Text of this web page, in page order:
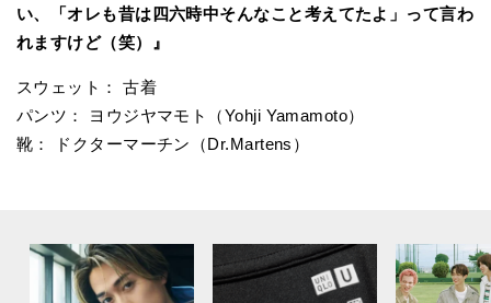
い、「オレも昔は四六時中そんなこと考えてたよ」って言わ
れますけど（笑）』
スウェット： 古着
パンツ： ヨウジヤマモト（Yohji Yamamoto）
靴： ドクターマーチン（Dr.Martens）